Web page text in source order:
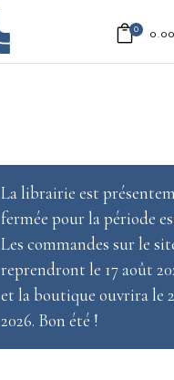
0
La librairie est
fermée pour la période
Les commandes sur le
reprendront le 17 août
et la boutique ouvrira le
2026. Bon été !